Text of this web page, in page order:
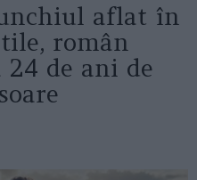
aflat în
român
de ani de